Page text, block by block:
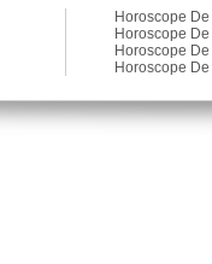
Horoscope
Horoscope
Horoscope
Horoscope